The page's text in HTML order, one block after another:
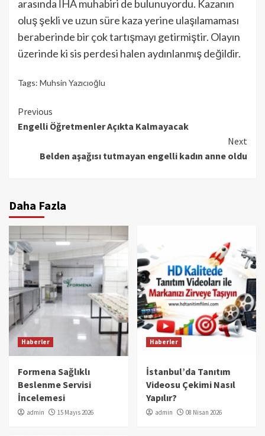
arasında İHA muhabiri de bulunuyordu. Kazanın
oluş şekli ve uzun süre kaza yerine ulaşılamaması
beraberinde bir çok tartışmayı getirmiştir. Olayın
üzerinde ki sis perdesi halen aydınlanmış değildir.
Tags: Muhsin Yazıcıoğlu
Continue
Reading
Previous
Engelli Öğretmenler Açıkta Kalmayacak
Next
Belden aşağısı tutmayan engelli kadın anne oldu
Daha Fazla
Haberler
Formena Sağlıklı
Beslenme Servisi
İncelemesi
admin 15 Mayıs 2026
Haberler
İstanbul’da Tanıtım
Videosu Çekimi Nasıl
Yapılır?
admin 08 Nisan 2026